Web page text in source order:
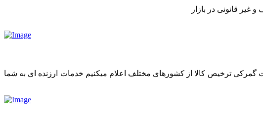
قانونی در بازار
گمرکی ترخیص کالا از کشورهای مختلف اعلام میکنیم خدمات ارزنده ای به شما